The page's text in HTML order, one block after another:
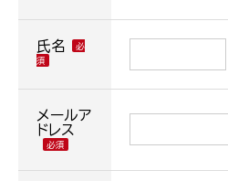
氏名
メールア
ドレス